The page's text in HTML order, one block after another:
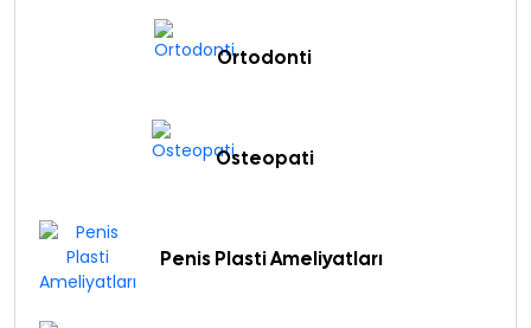
Ortodonti
Osteopati
Penis Plasti Ameliyatları